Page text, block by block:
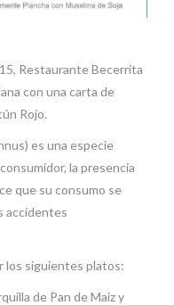
Restaurante Becerrita
con una carta de
Rojo.
es una especie
la presencia
que su consumo se
accidentes
los siguientes platos:
de Pan de Maiz y